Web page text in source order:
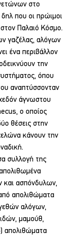
στο
δηλ που οι πρώιμοι
Παλαιό Κόσμο.
γαζέλας, αλόγων
ένα περιβάλλον
την
όπου
αναπτύσσονταν
άγνωστου
ο οποίος
θέσεις στην
κάνουν την
συλλογή της
ασπόνδυλων,
απολιθώματα
αλόγων,
μαμούθ,
απολιθώματα